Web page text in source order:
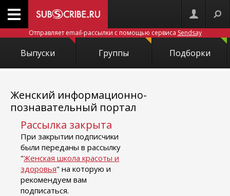
Отправляет email-рассылки с помощью сервиса Sendsay
Выпуски Группы Подборки
Женский информационно-
познавательный портал
Рассылка закрыта
При закрытии подписчики
были переданы в рассылку
"Женская школа красоты и
здоровья" на которую и
рекомендуем вам
подписаться.